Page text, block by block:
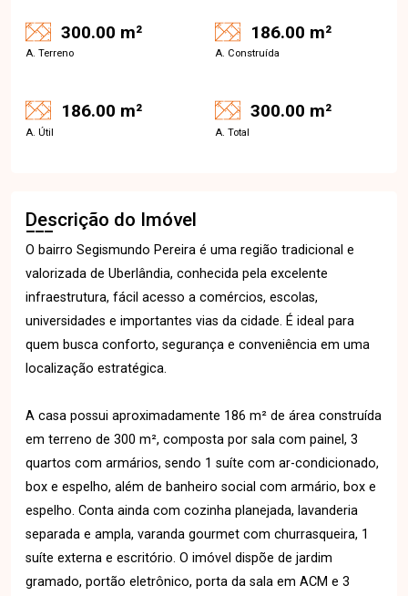
300.00 m²
A. Terreno
186.00 m²
A. Construída
186.00 m²
A. Útil
300.00 m²
A. Total
Descrição do Imóvel
O bairro Segismundo Pereira é uma região tradicional e
valorizada de Uberlândia, conhecida pela excelente
infraestrutura, fácil acesso a comércios, escolas,
universidades e importantes vias da cidade. É ideal para
quem busca conforto, segurança e conveniência em uma
localização estratégica.
A casa possui aproximadamente 186 m² de área construída
em terreno de 300 m², composta por sala com painel, 3
quartos com armários, sendo 1 suíte com ar-condicionado,
box e espelho, além de banheiro social com armário, box e
espelho. Conta ainda com cozinha planejada, lavanderia
separada e ampla, varanda gourmet com churrasqueira, 1
suíte externa e escritório. O imóvel dispõe de jardim
gramado, portão eletrônico, porta da sala em ACM e 3